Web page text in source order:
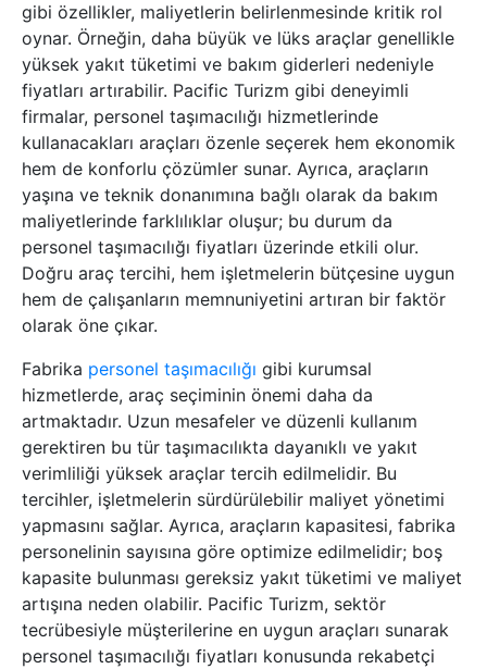
gibi özellikler, maliyetlerin belirlenmesinde kritik rol
oynar. Örneğin, daha büyük ve lüks araçlar genellikle
yüksek yakıt tüketimi ve bakım giderleri nedeniyle
fiyatları artırabilir. Pacific Turizm gibi deneyimli
firmalar, personel taşımacılığı hizmetlerinde
kullanacakları araçları özenle seçerek hem ekonomik
hem de konforlu çözümler sunar. Ayrıca, araçların
yaşına ve teknik donanımına bağlı olarak da bakım
maliyetlerinde farklılıklar oluşur; bu durum da
personel taşımacılığı fiyatları üzerinde etkili olur.
Doğru araç tercihi, hem işletmelerin bütçesine uygun
hem de çalışanların memnuniyetini artıran bir faktör
olarak öne çıkar.
Fabrika personel taşımacılığı gibi kurumsal
hizmetlerde, araç seçiminin önemi daha da
artmaktadır. Uzun mesafeler ve düzenli kullanım
gerektiren bu tür taşımacılıkta dayanıklı ve yakıt
verimliliği yüksek araçlar tercih edilmelidir. Bu
tercihler, işletmelerin sürdürülebilir maliyet yönetimi
yapmasını sağlar. Ayrıca, araçların kapasitesi, fabrika
personelinin sayısına göre optimize edilmelidir; boş
kapasite bulunması gereksiz yakıt tüketimi ve maliyet
artışına neden olabilir. Pacific Turizm, sektör
tecrübesiyle müşterilerine en uygun araçları sunarak
personel taşımacılığı fiyatları konusunda rekabetçi